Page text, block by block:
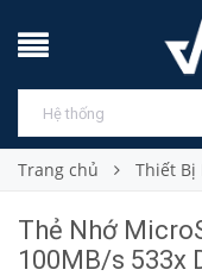
Trang chủ Thiết Bị
Thẻ Nhớ
100MB/s 533x